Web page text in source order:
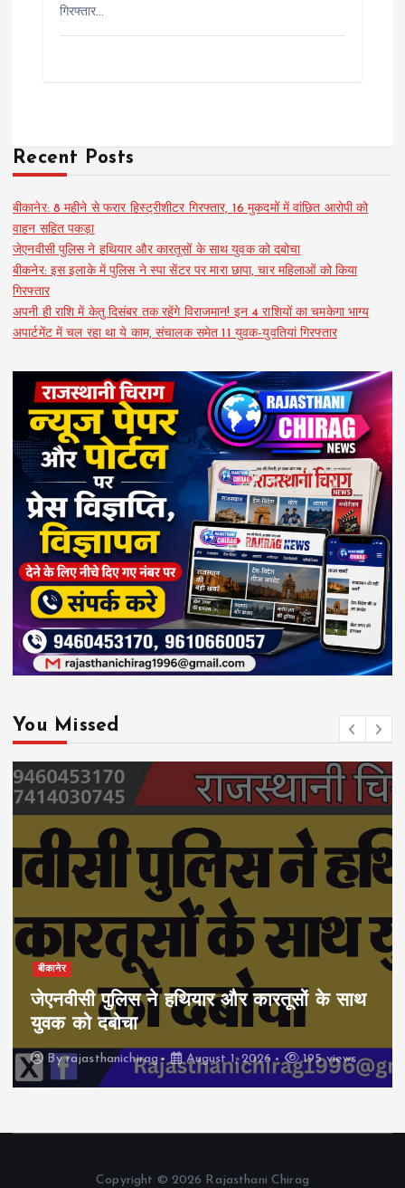
गिरफ्तार…
Recent Posts
बीकानेर: 8 महीने से फरार हिस्ट्रीशीटर गिरफ्तार, 16 मुकदमों में वांछित आरोपी को
वाहन सहित पकड़ा
जेएनवीसी पुलिस ने हथियार और कारतूसों के साथ युवक को दबोचा
बीकनेर: इस इलाके में पुलिस ने स्पा सेंटर पर मारा छापा, चार महिलाओं को किया
गिरफ्तार
अपनी ही राशि में केतु दिसंबर तक रहेंगे विराजमान! इन 4 राशियों का चमकेगा भाग्य
अपार्टमेंट में चल रहा था ये काम, संचालक समेत 11 युवक-युवतियां गिरफ्तार
You Missed
बीकानेर
जेएनवीसी पुलिस ने हथियार और कारतूसों के साथ
युवक को दबोचा
Byrajasthanichirag August 1, 2026 195 views
Copyright © 2026 Rajasthani Chirag